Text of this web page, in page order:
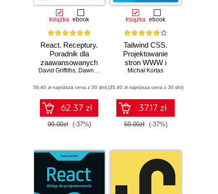
książka ebook
React. Receptury.
Poradnik dla
zaawansowanych
David Griffiths, Dawn Griffiths
(59,40 zł najniższa cena z 30 dni)
62.37 zł
99.00zł (-37%)
książka ebook
Tailwind CSS.
Projektowanie
stron WWW i
podejście utility-
Michał Kortas
(35,40 zł najniższa cena z 30 dni)
37.17 zł
59.00zł (-37%)